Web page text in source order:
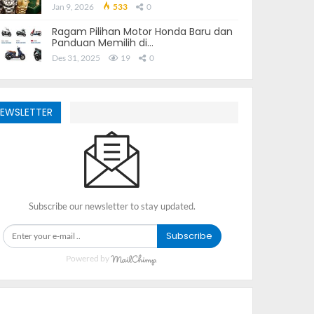
Jan 9, 2026 533 0
Ragam Pilihan Motor Honda Baru dan
Panduan Memilih di…
Des 31, 2025 19 0
Subscribe our newsletter to stay updated.
Subscribe
Powered by